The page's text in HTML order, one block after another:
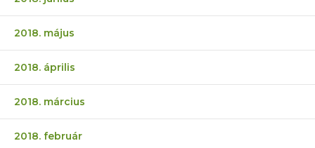
2018. május
2018. április
2018. március
2018. február